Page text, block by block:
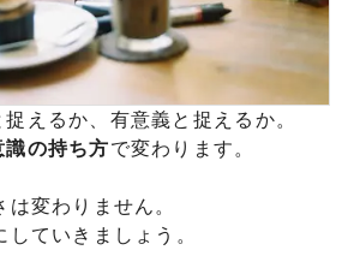
えるか、有意義と捉えるか。
識の持ち方で変わります。
変わりません。
ていきましょう。